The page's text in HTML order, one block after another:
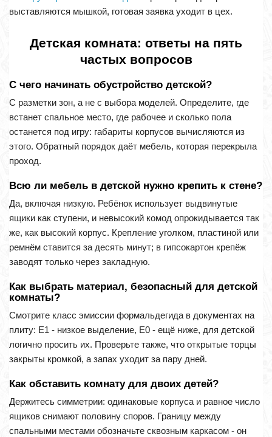
выставляются мышкой, готовая заявка уходит в цех.
Детская комната: ответы на пять
частых вопросов
С чего начинать обустройство детской?
С разметки зон, а не с выбора моделей. Определите, где
встанет спальное место, где рабочее и сколько пола
останется под игру: габариты корпусов вычисляются из
этого. Обратный порядок даёт мебель, которая перекрыла
проход.
Всю ли мебель в детской нужно крепить к стене?
Да, включая низкую. Ребёнок использует выдвинутые
ящики как ступени, и невысокий комод опрокидывается так
же, как высокий корпус. Крепление уголком, пластиной или
ремнём ставится за десять минут; в гипсокартон крепёж
заводят только через закладную.
Как выбрать материал, безопасный для детской
комнаты?
Смотрите класс эмиссии формальдегида в документах на
плиту: Е1 - низкое выделение, Е0 - ещё ниже, для детской
логично просить их. Проверьте также, что открытые торцы
закрыты кромкой, а запах уходит за пару дней.
Как обставить комнату для двоих детей?
Держитесь симметрии: одинаковые корпуса и равное число
ящиков снимают половину споров. Границу между
спальными местами обозначьте сквозным каркасом - он